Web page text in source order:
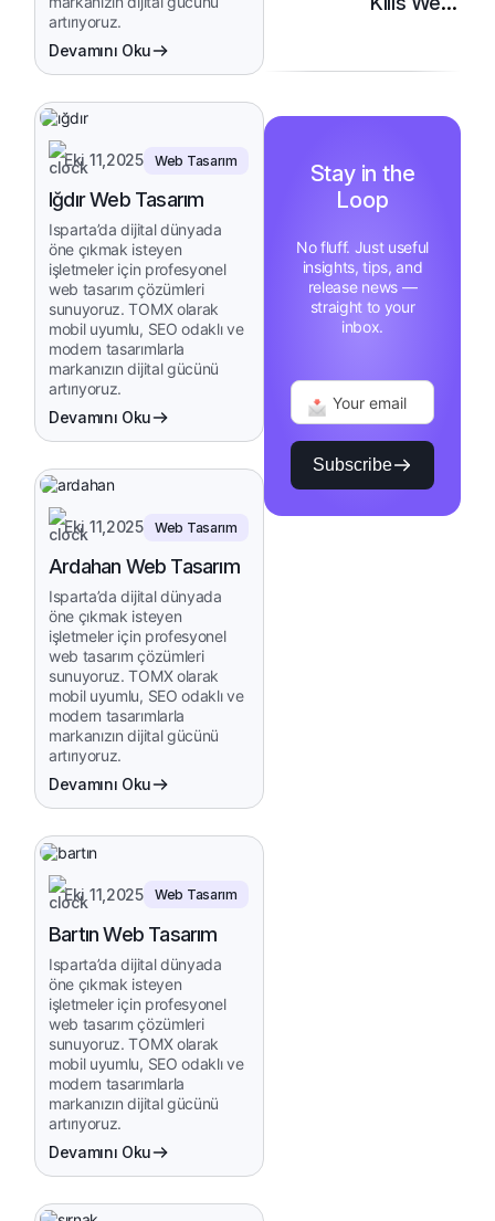
artırıyoruz.
Devamını Oku
Eki 11,2025 Web Tasarım
Iğdır Web Tasarım
Isparta’da dijital dünyada
öne çıkmak isteyen
işletmeler için profesyonel
web tasarım çözümleri
sunuyoruz. TOMX olarak
mobil uyumlu, SEO odaklı ve
modern tasarımlarla
markanızın dijital gücünü
artırıyoruz.
Devamını Oku
Eki 11,2025 Web Tasarım
Ardahan Web Tasarım
Isparta’da dijital dünyada
öne çıkmak isteyen
işletmeler için profesyonel
web tasarım çözümleri
sunuyoruz. TOMX olarak
mobil uyumlu, SEO odaklı ve
modern tasarımlarla
markanızın dijital gücünü
artırıyoruz.
Devamını Oku
Eki 11,2025 Web Tasarım
Bartın Web Tasarım
Isparta’da dijital dünyada
öne çıkmak isteyen
işletmeler için profesyonel
web tasarım çözümleri
sunuyoruz. TOMX olarak
mobil uyumlu, SEO odaklı ve
modern tasarımlarla
markanızın dijital gücünü
artırıyoruz.
Devamını Oku
Stay in the
Loop
No fluff. Just useful
insights, tips, and
release news —
straight to your
inbox.
Subscribe